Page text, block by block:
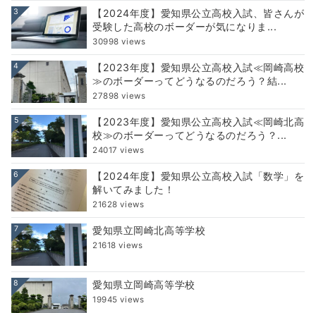
3
【2024年度】愛知県公立高校入試、皆さんが
受験した高校のボーダーが気になりま...
30998 views
4
【2023年度】愛知県公立高校入試≪岡崎高校
≫のボーダーってどうなるのだろう？結...
27898 views
5
【2023年度】愛知県公立高校入試≪岡崎北高
校≫のボーダーってどうなるのだろう？...
24017 views
6
【2024年度】愛知県公立高校入試「数学」を
解いてみました！
21628 views
7 愛知県立岡崎北高等学校
21618 views
8 愛知県立岡崎高等学校
19945 views